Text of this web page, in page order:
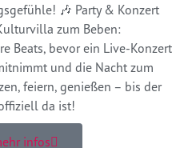
🎶 Party & Konzert
zum Beben:
Beats, bevor ein Live-Konzert
und die Nacht zum
feiern, genießen – bis der
da ist!
infos